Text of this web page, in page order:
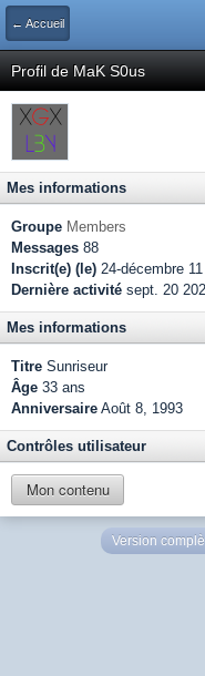
← Accueil
Profil de MaK S0us
Mes informations
Groupe Members
Messages 88
Inscrit(e) (le) 24-décembre 11
Dernière activité sept. 20
Mes informations
Titre Sunriseur
Âge 33 ans
Anniversaire Août 8, 1993
Contrôles utilisateur
Mon contenu
Version